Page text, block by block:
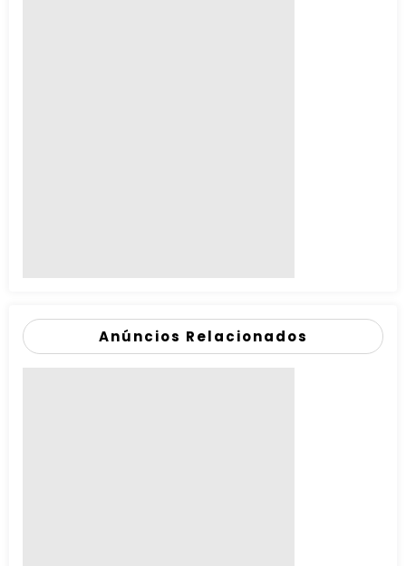
Anúncios Relacionados